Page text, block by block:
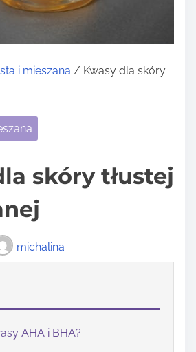
i mieszana / Kwasy dla skóry
skóry tłustej
michalina
AHA i BHA?